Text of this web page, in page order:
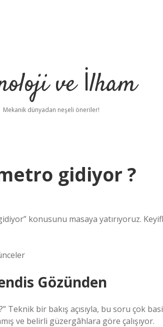
ve İlham
Mekanik dünyadan neşeli öneriler!
gidiyor ?
konusunu masaya yatırıyoruz.
Gözünden
Teknik bir bakış açısıyla, bu soru çok
ve belirli güzergâhlara göre çalışıyor.